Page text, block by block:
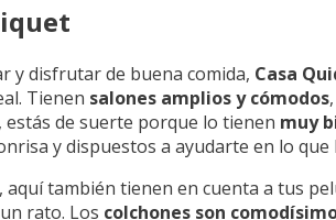
y disfrutar de buena comida, Casa
Tienen salones amplios y cómodos
estás de suerte porque lo tienen muy
y dispuestos a ayudarte en lo que
también tienen en cuenta a tus
rato. Los colchones son